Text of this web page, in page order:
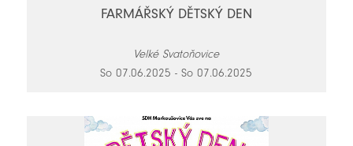
FARMÁŘSKÝ DĚTSKÝ DEN
Velké Svatoňovice
So 07.06.2025 - So 07.06.2025